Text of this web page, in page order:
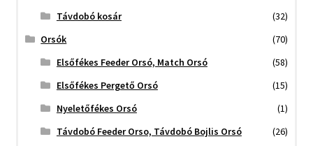
Távdobó kosár
(32)
Orsók
(70)
Elsőfékes Feeder Orsó, Match Orsó
(58)
Elsőfékes Pergető Orsó
(15)
Nyeletőfékes Orsó
(1)
Távdobó Feeder Orso, Távdobó Bojlis Orsó
(26)